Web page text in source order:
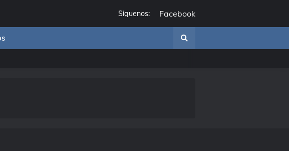
Siguenos: Facebook